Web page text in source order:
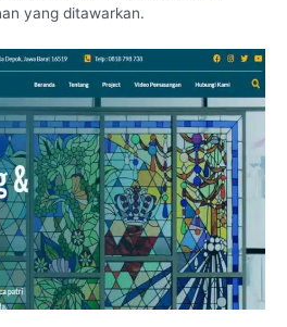
yang ditawarkan.